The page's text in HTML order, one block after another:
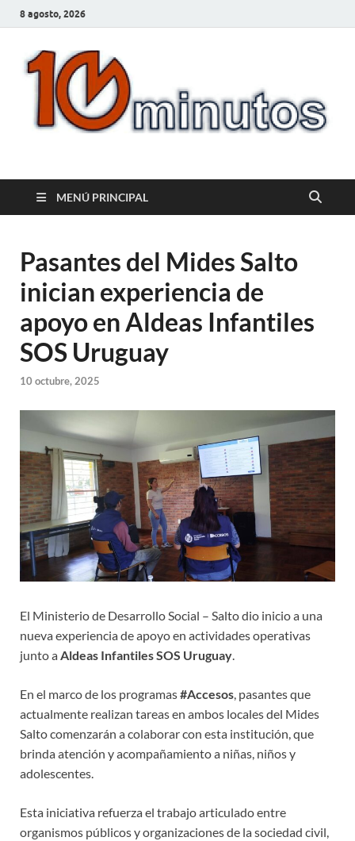
8 agosto, 2026
10minutos.com.uy
MENÚ PRINCIPAL
Pasantes del Mides Salto
inician experiencia de
apoyo en Aldeas Infantiles
SOS Uruguay
10 octubre, 2025
El Ministerio de Desarrollo Social – Salto dio inicio a una
nueva experiencia de apoyo en actividades operativas
junto aAldeas Infantiles SOS Uruguay.
En el marco de los programas#Accesos, pasantes que
actualmente realizan tareas en ambos locales del Mides
Salto comenzarán a colaborar con esta institución, que
brinda atención y acompañamiento a niñas, niños y
adolescentes.
Esta iniciativa refuerza el trabajo articulado entre
organismos públicos y organizaciones de la sociedad civil,